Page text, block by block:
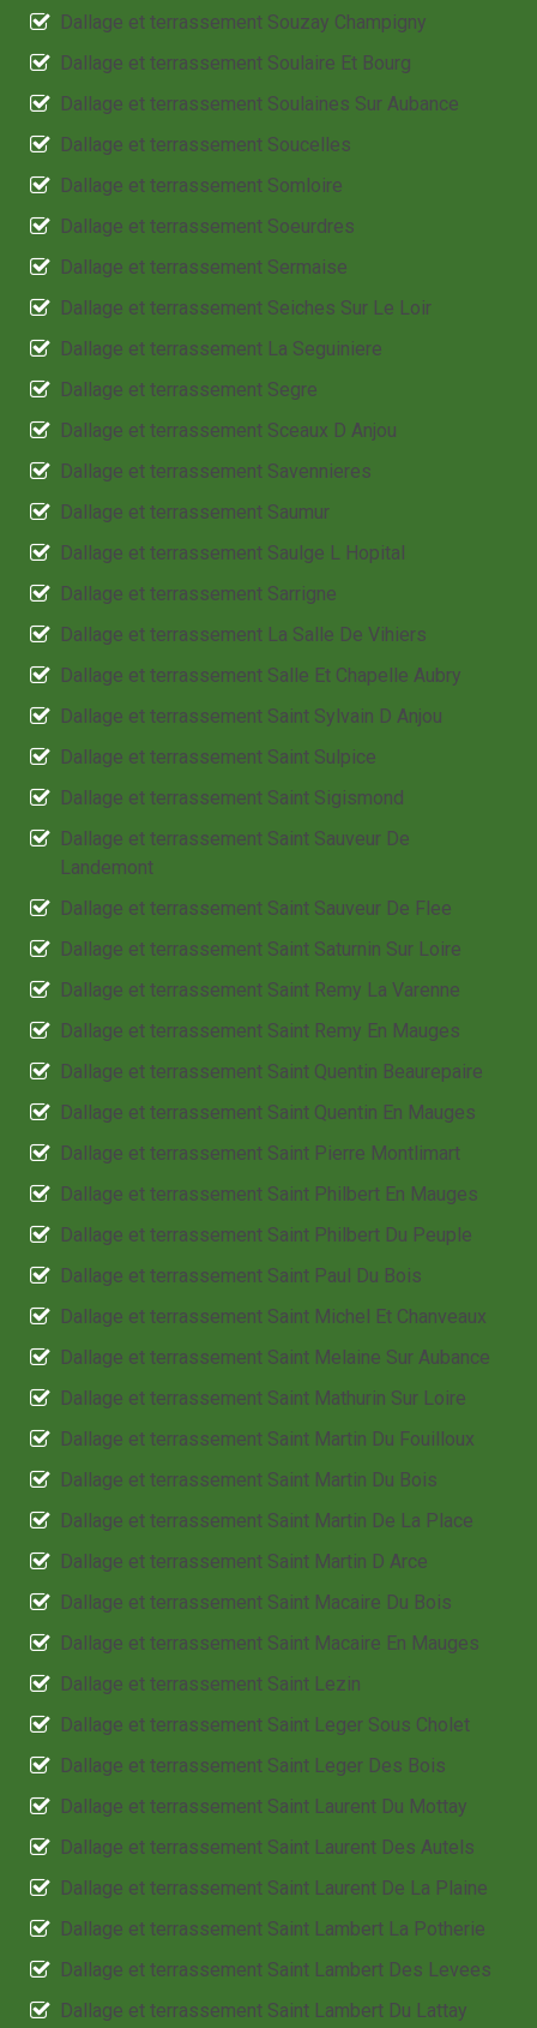
Dallage et terrassement Souzay Champigny
Dallage et terrassement Soulaire Et Bourg
Dallage et terrassement Soulaines Sur Aubance
Dallage et terrassement Soucelles
Dallage et terrassement Somloire
Dallage et terrassement Soeurdres
Dallage et terrassement Sermaise
Dallage et terrassement Seiches Sur Le Loir
Dallage et terrassement La Seguiniere
Dallage et terrassement Segre
Dallage et terrassement Sceaux D Anjou
Dallage et terrassement Savennieres
Dallage et terrassement Saumur
Dallage et terrassement Saulge L Hopital
Dallage et terrassement Sarrigne
Dallage et terrassement La Salle De Vihiers
Dallage et terrassement Salle Et Chapelle Aubry
Dallage et terrassement Saint Sylvain D Anjou
Dallage et terrassement Saint Sulpice
Dallage et terrassement Saint Sigismond
Dallage et terrassement Saint Sauveur De
Landemont
Dallage et terrassement Saint Sauveur De Flee
Dallage et terrassement Saint Saturnin Sur Loire
Dallage et terrassement Saint Remy La Varenne
Dallage et terrassement Saint Remy En Mauges
Dallage et terrassement Saint Quentin Beaurepaire
Dallage et terrassement Saint Quentin En Mauges
Dallage et terrassement Saint Pierre Montlimart
Dallage et terrassement Saint Philbert En Mauges
Dallage et terrassement Saint Philbert Du Peuple
Dallage et terrassement Saint Paul Du Bois
Dallage et terrassement Saint Michel Et Chanveaux
Dallage et terrassement Saint Melaine Sur Aubance
Dallage et terrassement Saint Mathurin Sur Loire
Dallage et terrassement Saint Martin Du Fouilloux
Dallage et terrassement Saint Martin Du Bois
Dallage et terrassement Saint Martin De La Place
Dallage et terrassement Saint Martin D Arce
Dallage et terrassement Saint Macaire Du Bois
Dallage et terrassement Saint Macaire En Mauges
Dallage et terrassement Saint Lezin
Dallage et terrassement Saint Leger Sous Cholet
Dallage et terrassement Saint Leger Des Bois
Dallage et terrassement Saint Laurent Du Mottay
Dallage et terrassement Saint Laurent Des Autels
Dallage et terrassement Saint Laurent De La Plaine
Dallage et terrassement Saint Lambert La Potherie
Dallage et terrassement Saint Lambert Des Levees
Dallage et terrassement Saint Lambert Du Lattay